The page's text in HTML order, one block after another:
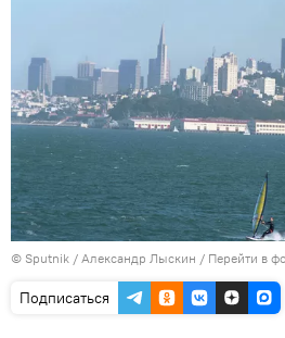
© Sputnik / Александр Лыскин / Перейти в
Подписаться